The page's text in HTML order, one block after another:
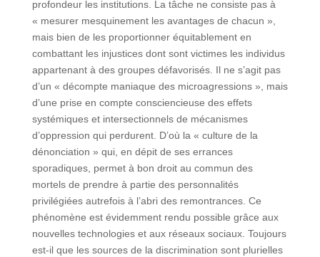
profondeur les institutions. La tâche ne consiste pas à
« mesurer mesquinement les avantages de chacun »,
mais bien de les proportionner équitablement en
combattant les injustices dont sont victimes les individus
appartenant à des groupes défavorisés. Il ne s’agit pas
d’un « décompte maniaque des microagressions », mais
d’une prise en compte consciencieuse des effets
systémiques et intersectionnels de mécanismes
d’oppression qui perdurent. D’où la « culture de la
dénonciation » qui, en dépit de ses errances
sporadiques, permet à bon droit au commun des
mortels de prendre à partie des personnalités
privilégiées autrefois à l’abri des remontrances. Ce
phénomène est évidemment rendu possible grâce aux
nouvelles technologies et aux réseaux sociaux. Toujours
est-il que les sources de la discrimination sont plurielles